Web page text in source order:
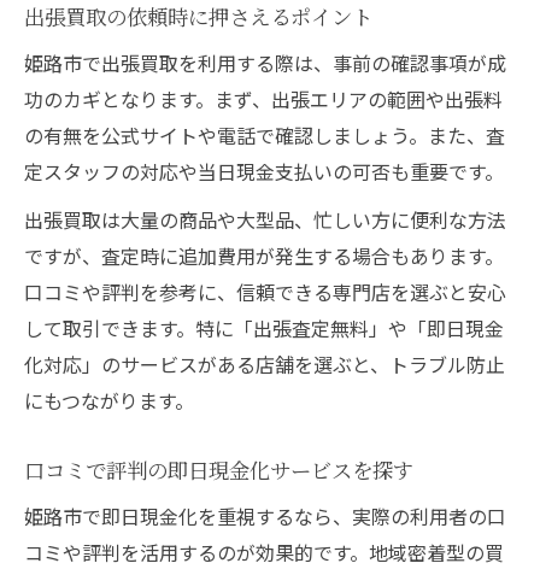
出張買取の依頼時に押さえるポイント
姫路市で出張買取を利用する際は、事前の確認事項が成
功のカギとなります。まず、出張エリアの範囲や出張料
の有無を公式サイトや電話で確認しましょう。また、査
定スタッフの対応や当日現金支払いの可否も重要です。
出張買取は大量の商品や大型品、忙しい方に便利な方法
ですが、査定時に追加費用が発生する場合もあります。
口コミや評判を参考に、信頼できる専門店を選ぶと安心
して取引できます。特に「出張査定無料」や「即日現金
化対応」のサービスがある店舗を選ぶと、トラブル防止
にもつながります。
口コミで評判の即日現金化サービスを探す
姫路市で即日現金化を重視するなら、実際の利用者の口
コミや評判を活用するのが効果的です。地域密着型の買